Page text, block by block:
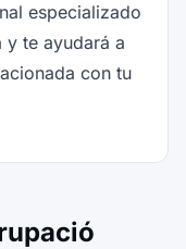
especializado
y te ayudará a
con tu